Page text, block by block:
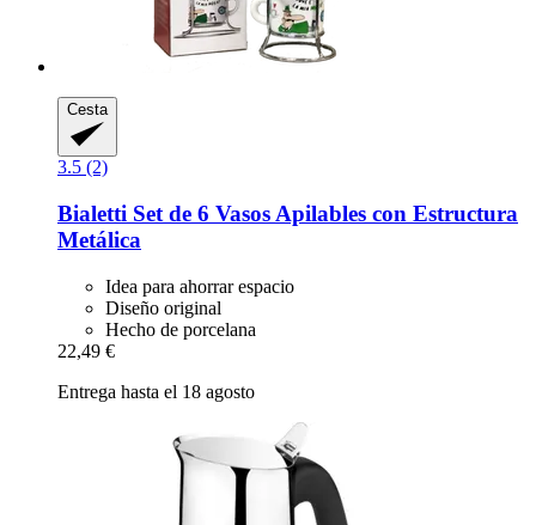
Cesta
3.5 (2)
Bialetti Set de 6 Vasos Apilables con Estructura
Metálica
Idea para ahorrar espacio
Diseño original
Hecho de porcelana
22,49 €
Entrega hasta el 18 agosto